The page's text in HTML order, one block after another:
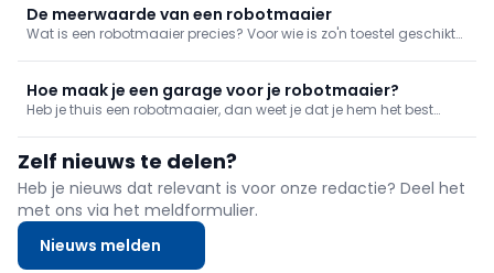
net een verrassende meerwaarde kan bieden voor bloemen,
bestuivers en andere nuttige insecten.
De meerwaarde van een robotmaaier
Wat is een robotmaaier precies? Voor wie is zo'n toestel geschikt?
Hoe maak je een garage voor je robotmaaier?
Heb je thuis een robotmaaier, dan weet je dat je hem het best
best binnen. Je kan ook een garage maken voor je robotvriend.
Zelf nieuws te delen?
Heb je nieuws dat relevant is voor onze redactie? Deel het
met ons via het meldformulier.
Nieuws melden